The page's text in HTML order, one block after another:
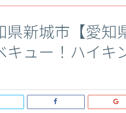
県新城市【愛知
キュー！ハイ